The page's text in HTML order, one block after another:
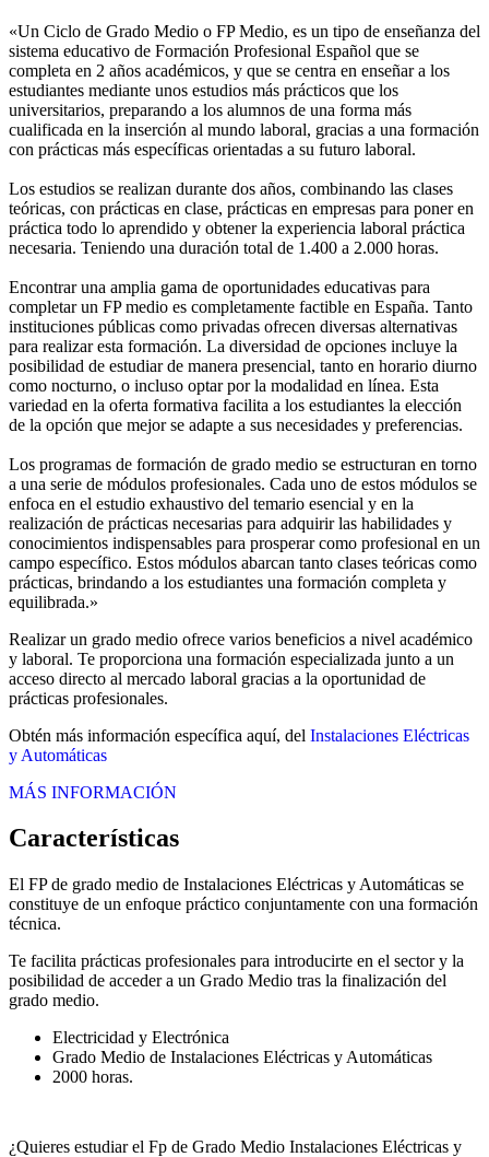
«Un Ciclo de Grado Medio o FP Medio, es un tipo de enseñanza del
sistema educativo de Formación Profesional Español que se
completa en 2 años académicos, y que se centra en enseñar a los
estudiantes mediante unos estudios más prácticos que los
universitarios, preparando a los alumnos de una forma más
cualificada en la inserción al mundo laboral, gracias a una formación
con prácticas más específicas orientadas a su futuro laboral.
Los estudios se realizan durante dos años, combinando las clases
teóricas, con prácticas en clase, prácticas en empresas para poner en
práctica todo lo aprendido y obtener la experiencia laboral práctica
necesaria. Teniendo una duración total de 1.400 a 2.000 horas.
Encontrar una amplia gama de oportunidades educativas para
completar un FP medio es completamente factible en España. Tanto
instituciones públicas como privadas ofrecen diversas alternativas
para realizar esta formación. La diversidad de opciones incluye la
posibilidad de estudiar de manera presencial, tanto en horario diurno
como nocturno, o incluso optar por la modalidad en línea. Esta
variedad en la oferta formativa facilita a los estudiantes la elección
de la opción que mejor se adapte a sus necesidades y preferencias.
Los programas de formación de grado medio se estructuran en torno
a una serie de módulos profesionales. Cada uno de estos módulos se
enfoca en el estudio exhaustivo del temario esencial y en la
realización de prácticas necesarias para adquirir las habilidades y
conocimientos indispensables para prosperar como profesional en un
campo específico. Estos módulos abarcan tanto clases teóricas como
prácticas, brindando a los estudiantes una formación completa y
equilibrada.»
Realizar un grado medio ofrece varios beneficios a nivel académico
y laboral. Te proporciona una formación especializada junto a un
acceso directo al mercado laboral gracias a la oportunidad de
prácticas profesionales.
Obtén más información específica aquí, del Instalaciones Eléctricas
y Automáticas
MÁS INFORMACIÓN
Características
El FP de grado medio de Instalaciones Eléctricas y Automáticas se
constituye de un enfoque práctico conjuntamente con una formación
técnica.
Te facilita prácticas profesionales para introducirte en el sector y la
posibilidad de acceder a un Grado Medio tras la finalización del
grado medio.
Electricidad y Electrónica
Grado Medio de Instalaciones Eléctricas y Automáticas
2000 horas.
¿Quieres estudiar el Fp de Grado Medio Instalaciones Eléctricas y